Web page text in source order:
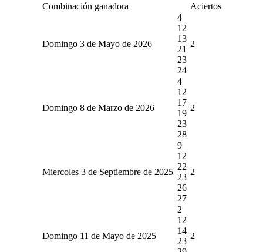
Combinación ganadora Aciertos
Domingo 3 de Mayo de 2026
4
12
13
21
23
24
2
Domingo 8 de Marzo de 2026
4
12
17
19
23
28
2
Miercoles 3 de Septiembre de 2025
9
12
22
23
26
27
2
Domingo 11 de Mayo de 2025
2
12
14
23
2